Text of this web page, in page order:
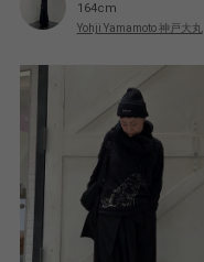
164cm
Yohji Yamamoto 神戸大丸